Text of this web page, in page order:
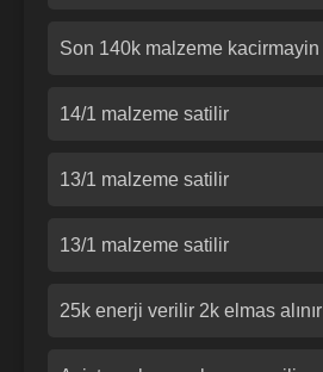
Son 140k malzeme kacirmayin
14/1 malzeme satilir
13/1 malzeme satilir
13/1 malzeme satilir
25k enerji verilir 2k elmas alınır